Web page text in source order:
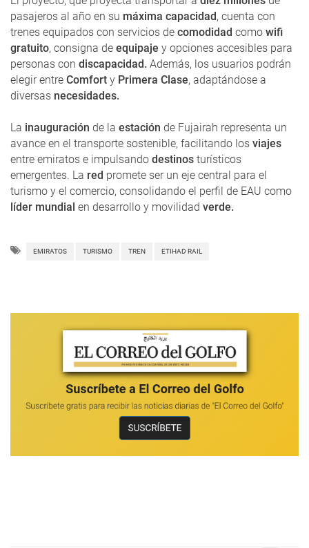
pasajeros al año en su máxima capacidad, cuenta con
trenes equipados con servicios de comodidad como wifi
gratuito, consigna de equipaje y opciones accesibles para
personas con discapacidad. Además, los usuarios podrán
elegir entre Comfort y Primera Clase, adaptándose a
diversas necesidades.
La inauguración de la estación de Fujairah representa un
avance en el transporte sostenible, facilitando los viajes
entre emiratos e impulsando destinos turísticos
emergentes. La red promete ser un eje central para el
turismo y el comercio, consolidando el perfil de EAU como
líder mundial en desarrollo y movilidad verde.
EMIRATOS TURISMO TREN ETIHAD RAIL